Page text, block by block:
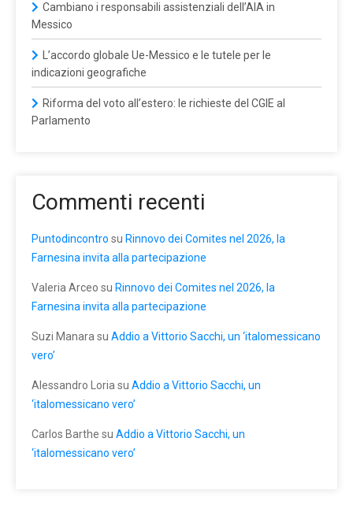
Cambiano i responsabili assistenziali dell’AIA in
Messico
L’accordo globale Ue-Messico e le tutele per le
indicazioni geografiche
Riforma del voto all’estero: le richieste del CGIE al
Parlamento
Commenti recenti
Puntodincontro su Rinnovo dei Comites nel 2026, la
Farnesina invita alla partecipazione
Valeria Arceo su Rinnovo dei Comites nel 2026, la
Farnesina invita alla partecipazione
Suzi Manara su Addio a Vittorio Sacchi, un ‘italomessicano
vero’
Alessandro Loria su Addio a Vittorio Sacchi, un
‘italomessicano vero’
Carlos Barthe su Addio a Vittorio Sacchi, un
‘italomessicano vero’